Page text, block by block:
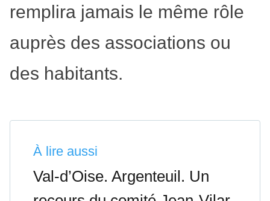
remplira jamais le même rôle
auprès des associations ou
des habitants.
À lire aussi
Val-d’Oise. Argenteuil. Un